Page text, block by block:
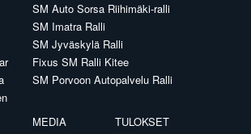
SM Auto Sorsa Riihimäki-ralli
SM Imatra Ralli
SM Jyväskylä Ralli
Fixus SM Ralli Kitee
SM Porvoon Autopalvelu Ralli
MEDIA
TULOKSET